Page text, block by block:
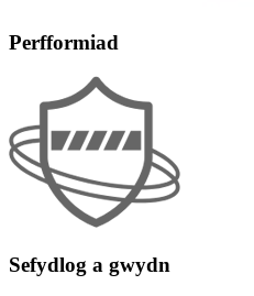
Perfformiad
Sefydlog a gwydn